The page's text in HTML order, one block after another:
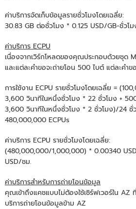
ค่าบริการจัดเก็บข้อมูลรายชั่วโมงโดยเฉลี่ย:
30.83 GB ต่อชั่วโมง * 0.125 USD/GB-ชั่วโ
ค่าบริการ ECPU
เนื่องจากเวิร์กโหลดของคุณประกอบด้วยชุด
และแต่ละคําขอจะถ่ายโอน 500 ไบต์ แต่ละคําขอ
การใช้งาน ECPU รายชั่วโมงโดยเฉลี่ย =
3,600 วินาทีในหนึ่งชั่วโมง * 22 ชั่วโมง +
3,600 วินาทีในหนึ่งชั่วโมง * 2 ชั่วโมง)/24 ชั่
480,000,000 ECPUs
ค่าบริการ ECPU รายชั่วโมงโดยเฉลี่ย:
(480,000,000/1,000,000) * 0.00340
USD/ชม.
ค่าบริการสำหรับการถ่ายโอนข้อมูล
คุณเข้าถึงแคชแบบไม่ต้องใช้เซิร์ฟเวอร์ใน
บริการถ่ายโอนข้อมูลข้าม AZ